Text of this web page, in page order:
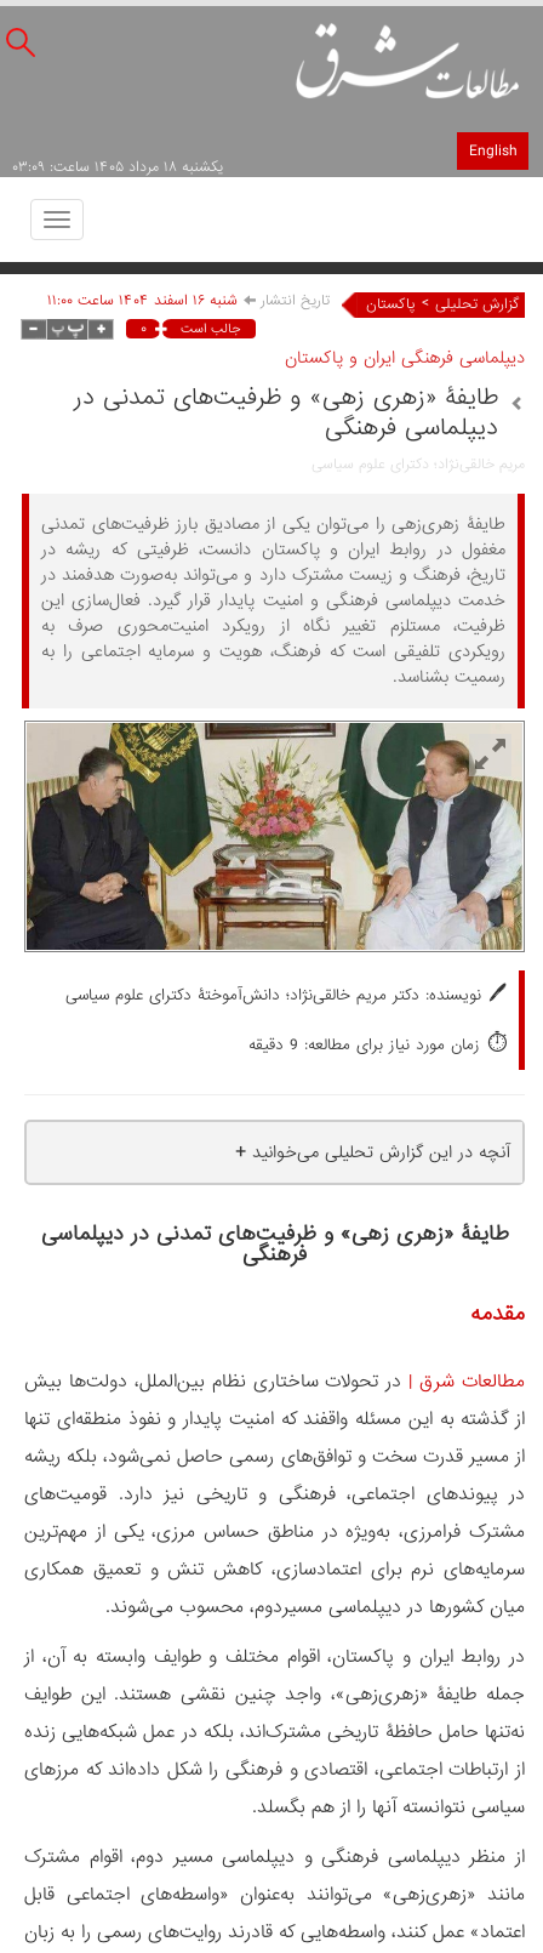
English
يکشنبه ۱۸ مرداد ۱۴۰۵ ساعت: ۰۳:۰۹
Toggle
گزارش تحلیلی > پاکستان تاریخ انتشار شنبه ۱۶ اسفند ۱۴۰۴ ساعت ۱۱:۰۰
جالب است ۰
دیپلماسی فرهنگی ایران و پاکستان
طایفۀ «زهری زهی» و ظرفیت‌های تمدنی در
دیپلماسی فرهنگی
مریم خالقی‌نژاد؛ دکترای علوم سیاسی
طایفۀ زهری‌زهی را می‌توان یکی از مصادیق بارز ظرفیت‌های تمدنی
مغفول در روابط ایران و پاکستان دانست، ظرفیتی که ریشه در
تاریخ، فرهنگ و زیست مشترک دارد و می‌تواند به‌صورت هدفمند در
خدمت دیپلماسی فرهنگی و امنیت پایدار قرار گیرد. فعال‌سازی این
ظرفیت، مستلزم تغییر نگاه از رویکرد امنیت‌محوری صرف به
رویکردی تلفیقی است که فرهنگ، هویت و سرمایه اجتماعی را به
رسمیت بشناسد.
🖊️ نویسنده: دکتر مریم خالقی‌نژاد؛ دانش‌آموختۀ دکترای علوم سیاسی
⏱️ زمان مورد نیاز برای مطالعه: 9 دقیقه
آنچه در این گزارش تحلیلی می‌خوانید +
طایفۀ «زهری زهی» و ظرفیت‌های تمدنی در دیپلماسی
فرهنگی
مقدمه
مطالعات شرق| در تحولات ساختاری نظام بین‌الملل، دولت‌ها بیش
از گذشته به این مسئله واقفند که امنیت پایدار و نفوذ منطقه‌ای تنها
از مسیر قدرت سخت و توافق‌های رسمی حاصل نمی‌شود، بلکه ریشه
در پیوندهای اجتماعی، فرهنگی و تاریخی نیز دارد. قومیت‌های
مشترک فرامرزی، به‌ویژه در مناطق حساس مرزی، یکی از مهم‌ترین
سرمایه‌های نرم برای اعتمادسازی، کاهش تنش و تعمیق همکاری
میان کشورها در دیپلماسی مسیردوم، محسوب می‌شوند.
در روابط ایران و پاکستان، اقوام مختلف و طوایف وابسته به آن، از
جمله طایفۀ «زهری‌زهی»، واجد چنین نقشی هستند. این طوایف
نه‌تنها حامل حافظۀ تاریخی مشترک‌اند، بلکه در عمل شبکه‌هایی زنده
از ارتباطات اجتماعی، اقتصادی و فرهنگی را شکل داده‌اند که مرزهای
سیاسی نتوانسته آنها را از هم بگسلد.
از منظر دیپلماسی فرهنگی و دیپلماسی مسیر دوم، اقوام مشترک
مانند «زهری‌زهی» می‌توانند به‌عنوان «واسطه‌های اجتماعی قابل
اعتماد» عمل کنند، واسطه‌هایی که قادرند روایت‌های رسمی را به زبان